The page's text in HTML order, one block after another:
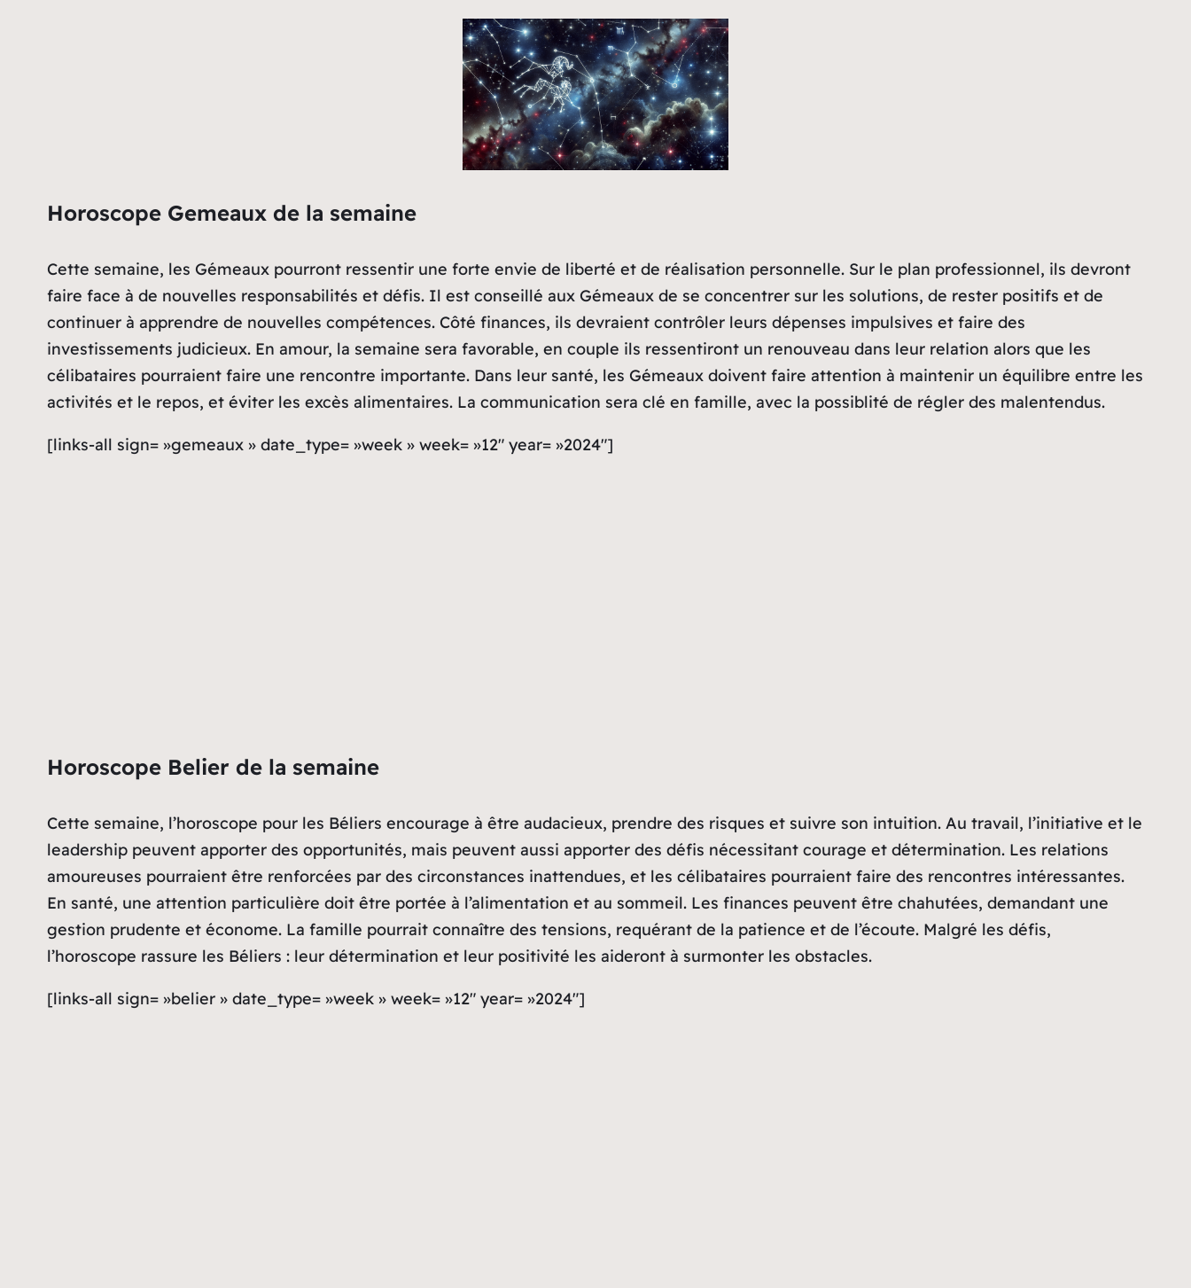
Horoscope Gemeaux de la semaine
Cette semaine, les Gémeaux pourront ressentir une forte envie de liberté et de réalisation personnelle. Sur le plan professionnel, ils devront
faire face à de nouvelles responsabilités et défis. Il est conseillé aux Gémeaux de se concentrer sur les solutions, de rester positifs et de
continuer à apprendre de nouvelles compétences. Côté finances, ils devraient contrôler leurs dépenses impulsives et faire des
investissements judicieux. En amour, la semaine sera favorable, en couple ils ressentiront un renouveau dans leur relation alors que les
célibataires pourraient faire une rencontre importante. Dans leur santé, les Gémeaux doivent faire attention à maintenir un équilibre entre les
activités et le repos, et éviter les excès alimentaires. La communication sera clé en famille, avec la possiblité de régler des malentendus.
[links-all sign= »gemeaux » date_type= »week » week= »12″ year= »2024″]
amoureuses pourraient être renforcées par des circonstances inattendues, et les célibataires pourraient faire des rencontres intéressantes.
gestion prudente et économe. La famille pourrait connaître des tensions, requérant de la patience et de l’écoute. Malgré les défis,
l’horoscope rassure les Béliers : leur détermination et leur positivité les aideront à surmonter les obstacles.
[links-all sign= »belier » date_type= »week » week= »12″ year= »2024″]